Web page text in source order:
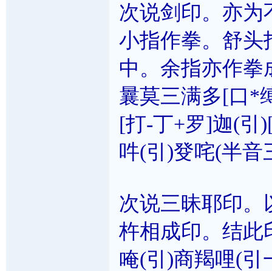
次说剑印。亦为
小指作拳。舒头
中。余指亦作拳
曩莫三满多[口*
[打-丁+罗]迦(引
吽(引)癹咤(半音
次说三昧耶印。
杵相成印。结此
唵(引)商羯哩(